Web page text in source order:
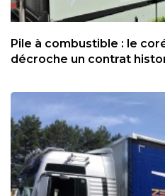
Pile à combustible : le
décroche un contrat